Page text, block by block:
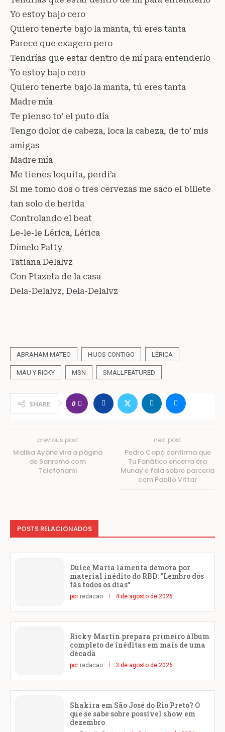
Yo estoy bajo cero
Quiero tenerte bajo la manta, tú eres tanta
Parece que exagero pero
Tendrías que estar dentro de mí para entenderlo
Yo estoy bajo cero
Quiero tenerte bajo la manta, tú eres tanta
Madre mía
Te pienso to’ el puto día
Tengo dolor de cabeza, loca la cabeza, de to’ mis
amigas
Madre mía
Me tienes loquita, perdi’a
Si me tomo dos o tres cervezas me saco el billete
tan solo de herida
Controlando el beat
Le-le-le Lérica, Lérica
Dímelo Patty
Tatiana Delalvz
Con Ptazeta de la casa
Dela-Delalvz, Dela-Delalvz
ABRAHAM MATEO HIJOS CONTIGO LÉRICA
MAU Y RICKY MSN SMALLFEATURED
SHARE 0
previous post
Malika Ayane vira a página
de Sanremo com
Telefonami
next post
Pedro Capó confirma que
Tu Fanático encerra era
Munay e fala sobre parceria
com Pabllo Vittar
POSTS RELACIONADOS
Dulce María lamenta demora por
material inédito do RBD: “Lembro dos
fãs todos os dias”
por redacao 4 de agosto de 2026
Ricky Martin prepara primeiro álbum
completo de inéditas em mais de uma
década
por redacao 3 de agosto de 2026
Shakira em São José do Rio Preto? O
que se sabe sobre possível show em
dezembro